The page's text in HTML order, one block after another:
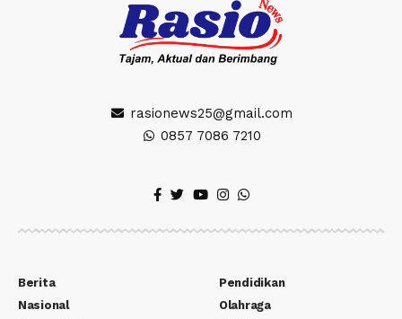
rasionews25@gmail.com
0857 7086 7210
Berita
Nasional
Pendidikan
Olahraga